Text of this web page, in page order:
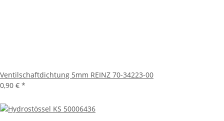
Ventilschaftdichtung 5mm REINZ 70-34223-00
0,90 € *